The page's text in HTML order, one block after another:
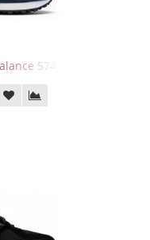
574 Classic Blue Grey